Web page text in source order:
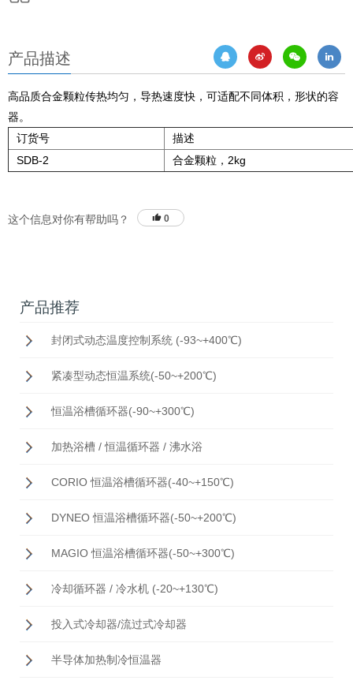
产品描述
高品质合金颗粒传热均匀，导热速度快，可适配不同体积，形状的容
器。
订货号
描述
SDB-2
合金颗粒，2kg
这个信息对你有帮助吗？ 0
产品推荐
封闭式动态温度控制系统 (-93~+400℃)
紧凑型动态恒温系统(-50~+200℃)
恒温浴槽循环器(-90~+300℃)
加热浴槽 / 恒温循环器 / 沸水浴
CORIO 恒温浴槽循环器(-40~+150℃)
DYNEO 恒温浴槽循环器(-50~+200℃)
MAGIO 恒温浴槽循环器(-50~+300℃)
冷却循环器 / 冷水机 (-20~+130℃)
投入式冷却器/流过式冷却器
半导体加热制冷恒温器